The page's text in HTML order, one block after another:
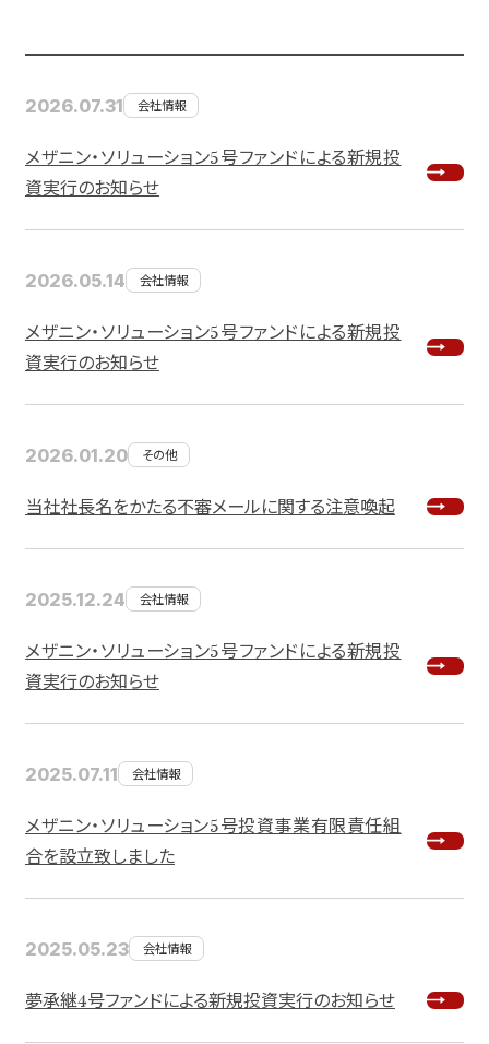
2026.07.31 会社情報
メザニン・ソリューション5号ファンドによる新規投
資実行のお知らせ
2026.05.14 会社情報
メザニン・ソリューション5号ファンドによる新規投
資実行のお知らせ
2026.01.20 その他
当社社長名をかたる不審メールに関する注意喚起
2025.12.24 会社情報
メザニン・ソリューション5号ファンドによる新規投
資実行のお知らせ
2025.07.11 会社情報
メザニン・ソリューション5号投資事業有限責任組
合を設立致しました
2025.05.23 会社情報
夢承継4号ファンドによる新規投資実行のお知らせ